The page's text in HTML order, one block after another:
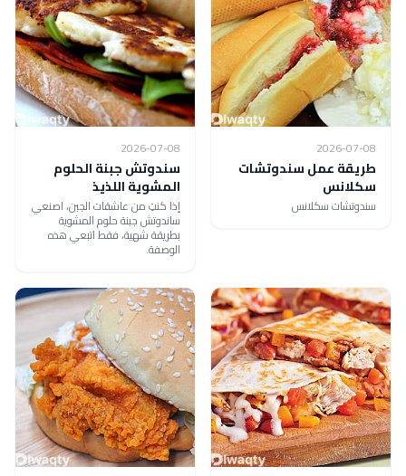
2026-07-08
طريقة عمل سندوتشات
سكلانس
سندوتشات سكلانس
2026-07-08
سندوتش جبنة الحلوم
المشوية اللذيذ
إذا كنتِ من عاشقات الجبن، اصنعي
ساندوتش جبنة حلوم المشوية
بطريقة شهية، فقط اتبعي هذه
الوصفة.